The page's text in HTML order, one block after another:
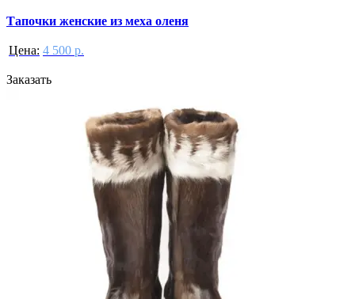
Тапочки женские из меха оленя
Цена: 4 500 р.
Заказать